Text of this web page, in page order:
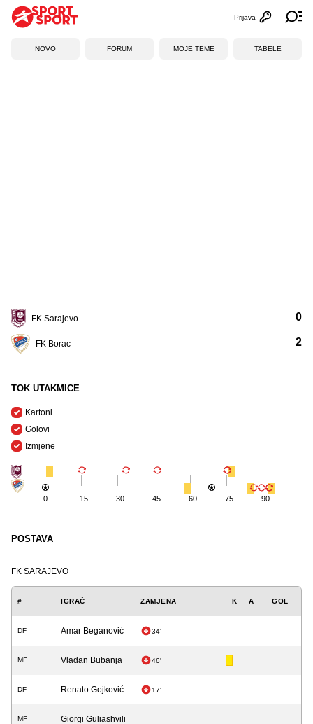
Otvori
Prijava
NOVO FORUM MOJE TEME TABELE
FK Sarajevo
FK Borac
0
2
TOK UTAKMICE
Kartoni
Golovi
Izmjene
0 15 30 45 60 75 90
POSTAVA
FK SARAJEVO
# IGRAČ ZAMJENA K A GOL
DF Amar Beganović 34'
MF Vladan Bubanja 46'
DF Renato Gojković 17'
MF Giorgi Guliashvili